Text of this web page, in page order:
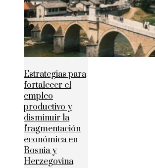
Estrategias para
fortalecer el
empleo
productivo y
disminuir la
fragmentación
económica en
Bosnia y
Herzegovina